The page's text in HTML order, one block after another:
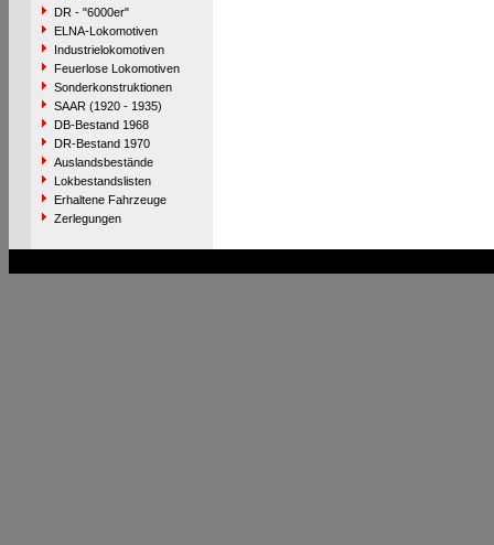
DR - "6000er"
ELNA-Lokomotiven
Industrielokomotiven
Feuerlose Lokomotiven
Sonderkonstruktionen
SAAR (1920 - 1935)
DB-Bestand 1968
DR-Bestand 1970
Auslandsbestände
Lokbestandslisten
Erhaltene Fahrzeuge
Zerlegungen